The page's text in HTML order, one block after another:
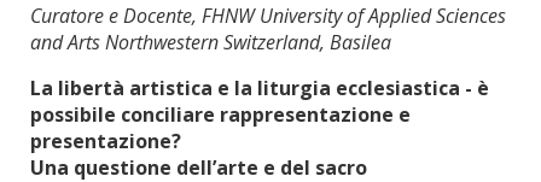
Curatore e Docente, FHNW University of Applied Sciences
and Arts Northwestern Switzerland, Basilea
La libertà artistica e la liturgia ecclesiastica - è
possibile conciliare rappresentazione e
presentazione?
Una questione dell’arte e del sacro